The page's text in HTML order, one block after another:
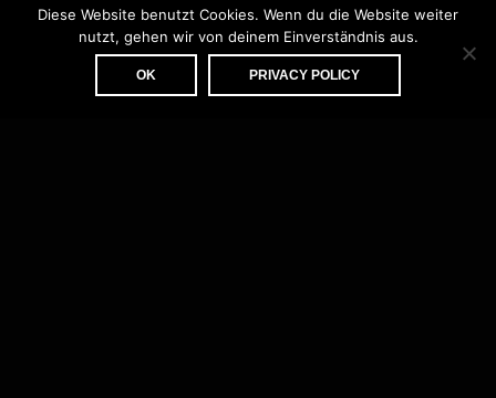
Diese Website benutzt Cookies. Wenn du die Website weiter
nutzt, gehen wir von deinem Einverständnis aus.
OK PRIVACY POLICY